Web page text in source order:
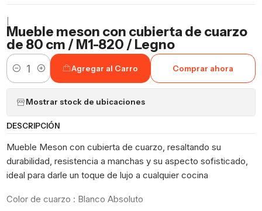
Mueble meson con cubierta de cuarzo
de 80 cm / M1-820 / Legno
Cantidad
Agregar al Carro Comprar ahora
Mostrar stock de ubicaciones
DESCRIPCIÓN
Mueble Meson con cubierta de cuarzo, resaltando su
durabilidad, resistencia a manchas y su aspecto sofisticado,
ideal para darle un toque de lujo a cualquier cocina
Color de cuarzo : Blanco Absoluto